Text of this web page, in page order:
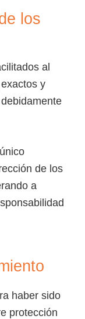
los
al
y
de los
a
haber sido
protección